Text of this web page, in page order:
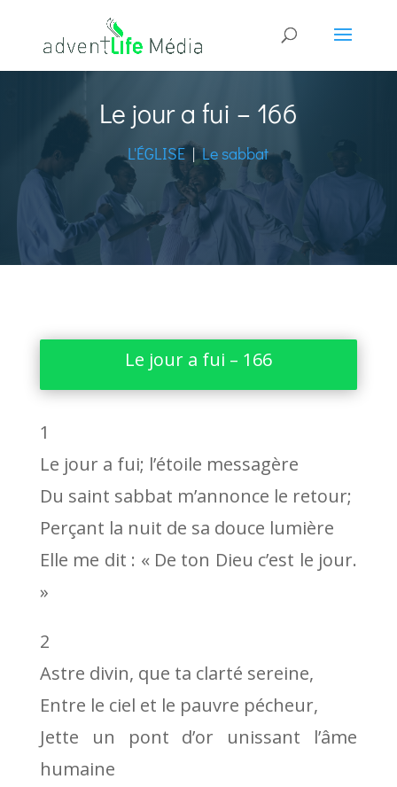
Le jour a fui – 166
L'ÉGLISE |Le sabbat
Le jour a fui – 166
1
Le jour a fui; l’étoile messagère
Du saint sabbat m’annonce le retour;
Perçant la nuit de sa douce lumière
Elle me dit : « De ton Dieu c’est le jour.
»
2
Astre divin, que ta clarté sereine,
Entre le ciel et le pauvre pécheur,
Jette un pont d’or unissant l’âme
humaine